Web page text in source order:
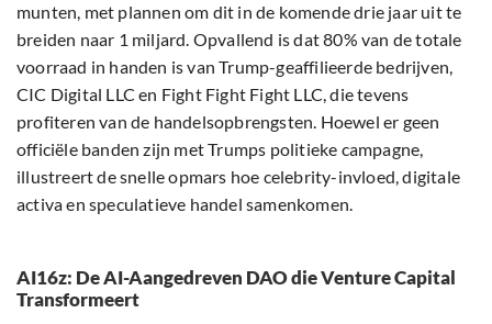
munten, met plannen om dit in de komende drie jaar uit te
breiden naar 1 miljard. Opvallend is dat 80% van de totale
voorraad in handen is van Trump-geaffilieerde bedrijven,
CIC Digital LLC en Fight Fight Fight LLC, die tevens
profiteren van de handelsopbrengsten. Hoewel er geen
officiële banden zijn met Trumps politieke campagne,
illustreert de snelle opmars hoe celebrity-invloed, digitale
activa en speculatieve handel samenkomen.
AI16z: De AI-Aangedreven DAO die Venture Capital
Transformeert